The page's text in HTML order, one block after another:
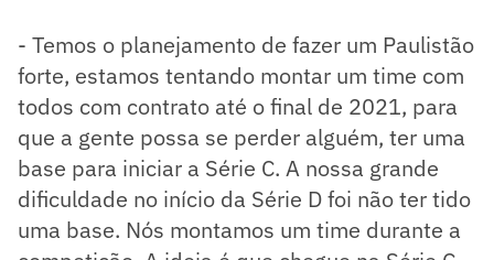
- Temos o planejamento de fazer um Paulistão
forte, estamos tentando montar um time com
todos com contrato até o final de 2021, para
que a gente possa se perder alguém, ter uma
base para iniciar a Série C. A nossa grande
dificuldade no início da Série D foi não ter tido
uma base. Nós montamos um time durante a